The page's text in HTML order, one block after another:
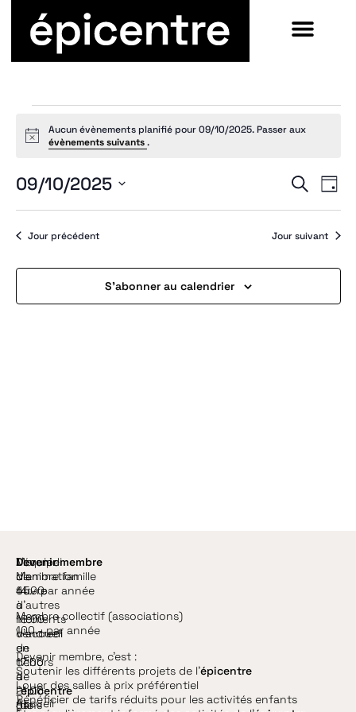
Notice
Aucun évènements planifié pour 09/10/2025. Passer aux
évènements suivants.
Recherche
Jour
09/10/2025
une
date.Jour précédent Jour suivant
S’abonner au calendrier
Accueil
Mercredi
de
14:00
à
18:00
Vendredi
de
17:00
à
21:00
(de
L’équipe
d’animation
ouvre
d’autres
moments
d’accueil
en
dehors
de
l’épicentre
dans
Devenir membre
Membre famille
45.- par année
Membre collectif (associations)
100.- par année
Devenir membre, c’est :
Soutenir les différents projets de l’épicentre
Louer des salles à prix préférentiel
Bénéficier de tarifs réduits pour les activités enfants